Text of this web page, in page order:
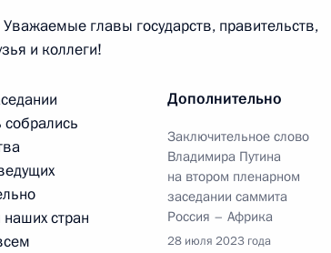
Морского Флота
сетевые ресурсы
Президента России
Правовая и
техническая
информация
главы государств, правительств,
и коллеги!
Дополнительно
Заключительное слово
Владимира Путина
на втором пленарном
заседании саммита
Россия – Африка
28 июля 2023 года
стран